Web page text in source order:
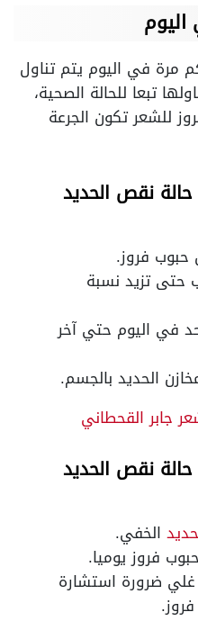
مرة في اليوم يتم تناول
تبعا للحالة الصحية،
للشعر تكون الجرعة
نقص الحديد
حبوب فروز.
حتى تزيد نسبة
في اليوم حتي آخر
الحديد بالجسم.
جابر القحطاني
نقص الحديد
الخفي.
فروز يوميا.
ضرورة استشارة
.